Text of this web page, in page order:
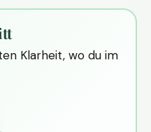
Klarheit, wo du im